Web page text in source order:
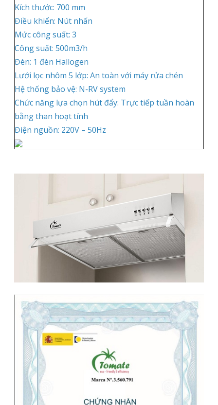
Kích thước: 700 mm
Điều khiển: Nút nhấn
Mức công suất: 3
Công suất: 500m3/h
Đèn: 1 đèn Hallogen
Lưới lọc nhôm 5 lớp: An toàn với máy rửa chén
Hệ thống bảo vệ: N-RV system
Chức năng lựa chọn hút đẩy: Trực tiếp tuần hoàn
bằng than hoạt tính
Điện nguồn: 220V – 50Hz